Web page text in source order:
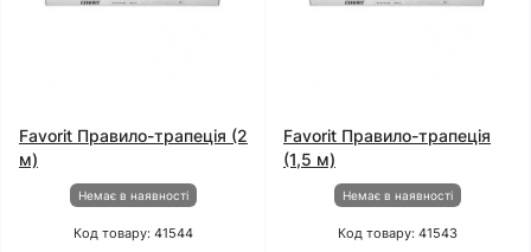
Favorit Правило-трапеція (2
м)
Немає в наявності
Код товару: 41544
Favorit Правило-трапеція
(1,5 м)
Немає в наявності
Код товару: 41543